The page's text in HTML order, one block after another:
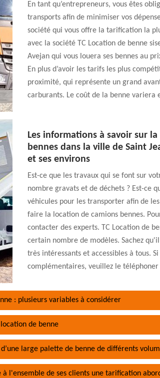
En tant qu’entrepreneurs, vous êtes
transports afin de minimiser vos
société qui vous offre la tarification la
avec la société TC Location de benne
Avejan qui vous louera ses bennes au
En plus d’avoir les tarifs les plus
proximité, qui représente un grand
carburants. Le coût de la benne variera
Les informations à savoir sur
bennes dans la ville de Saint
et ses environs
Est-ce que les travaux qui se font sur
nombre gravats et de déchets ? Est-ce
véhicules pour les transporter afin de
faire la location de camions bennes.
contacter des experts. TC Location de
certain nombre de modèles. Sachez
très intéressants et accessibles à tous.
complémentaires, veuillez le
: plusieurs variables à considérer
de benne
large palette de benne de différents
à l'ensemble de ses clients une tarification